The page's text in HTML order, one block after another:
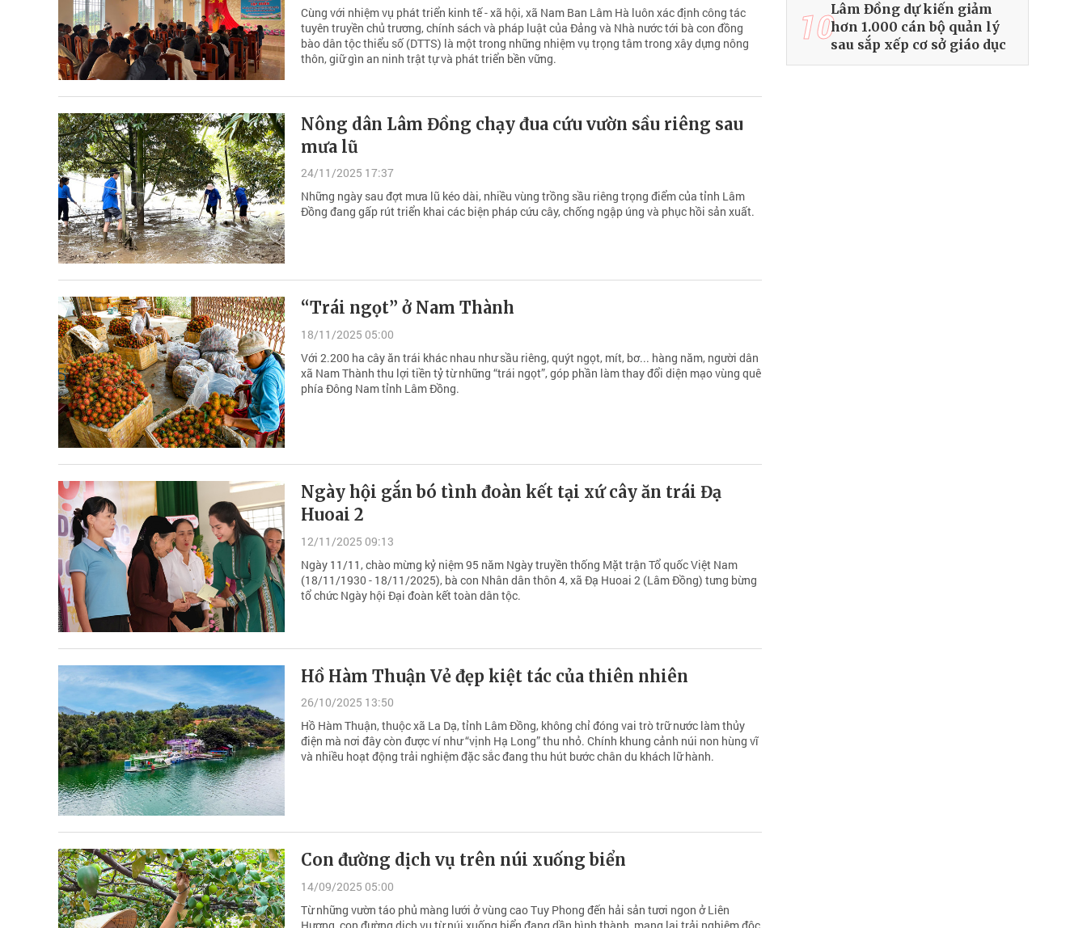
Cùng với nhiệm vụ phát triển kinh tế - xã hội, xã Nam Ban Lâm Hà luôn xác định công tác
tuyên truyền chủ trương, chính sách và pháp luật của Đảng và Nhà nước tới bà con đồng
bào dân tộc thiểu số (DTTS) là một trong những nhiệm vụ trọng tâm trong xây dựng nông
thôn, giữ gìn an ninh trật tự và phát triển bền vững.
Nông dân Lâm Đồng chạy đua cứu vườn sầu riêng sau
mưa lũ
24/11/2025 17:37
Những ngày sau đợt mưa lũ kéo dài, nhiều vùng trồng sầu riêng trọng điểm của tỉnh Lâm
Đồng đang gấp rút triển khai các biện pháp cứu cây, chống ngập úng và phục hồi sản xuất.
“Trái ngọt” ở Nam Thành
18/11/2025 05:00
Với 2.200 ha cây ăn trái khác nhau như sầu riêng, quýt ngọt, mít, bơ... hàng năm, người dân
xã Nam Thành thu lợi tiền tỷ từ những “trái ngọt”, góp phần làm thay đổi diện mạo vùng quê
phía Đông Nam tỉnh Lâm Đồng.
Ngày hội gắn bó tình đoàn kết tại xứ cây ăn trái Đạ
Huoai 2
12/11/2025 09:13
Ngày 11/11, chào mừng kỷ niệm 95 năm Ngày truyền thống Mặt trận Tổ quốc Việt Nam
(18/11/1930 - 18/11/2025), bà con Nhân dân thôn 4, xã Đạ Huoai 2 (Lâm Đồng) tưng bừng
tổ chức Ngày hội Đại đoàn kết toàn dân tộc.
Hồ Hàm Thuận Vẻ đẹp kiệt tác của thiên nhiên
26/10/2025 13:50
Hồ Hàm Thuận, thuộc xã La Dạ, tỉnh Lâm Đồng, không chỉ đóng vai trò trữ nước làm thủy
điện mà nơi đây còn được ví như “vịnh Hạ Long” thu nhỏ. Chính khung cảnh núi non hùng vĩ
và nhiều hoạt động trải nghiệm đặc sắc đang thu hút bước chân du khách lữ hành.
Con đường dịch vụ trên núi xuống biển
14/09/2025 05:00
Từ những vườn táo phủ màng lưới ở vùng cao Tuy Phong đến hải sản tươi ngon ở Liên
10Lâm Đồng dự kiến giảm
hơn 1.000 cán bộ quản lý
sau sắp xếp cơ sở giáo dục